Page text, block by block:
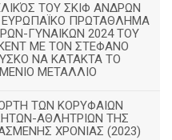
ΤΟΥ ΣΚΙΦ ΑΝΔΡΩΝ
ΠΡΩΤΑΘΛΗΜΑ
ΓΥΝΑΙΚΩΝ 2024 ΤΟΥ
ΜΕ ΤΟΝ ΣΤΕΦΑΝΟ
ΝΑ ΚΑΤΑΚΤΑ ΤΟ
ΜΕΤΑΛΛΙΟ
ΤΩΝ ΚΟΡΥΦΑΙΩΝ
ΑΘΛΗΤΡΙΩΝ ΤΗΣ
ΧΡΟΝΙΑΣ (2023)